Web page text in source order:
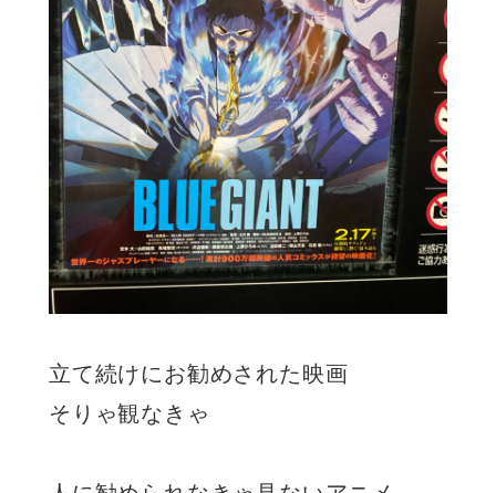
立て続けにお勧めされた映画
そりゃ観なきゃ